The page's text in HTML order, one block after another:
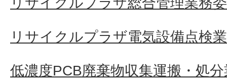
リサイクルプラザ電気設備点検
低濃度PCB廃棄物収集運搬・処